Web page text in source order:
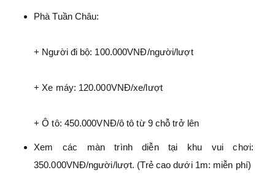
Phà Tuần Châu:
+ Người đi bộ: 100.000VNĐ/người/lượt
+ Xe máy: 120.000VNĐ/xe/lượt
+ Ô tô: 450.000VNĐ/ô tô từ 9 chỗ trở lên
Xem các màn trình diễn tại khu vui chơi:
350.000VNĐ/người/lượt. (Trẻ cao dưới 1m: miễn phí)